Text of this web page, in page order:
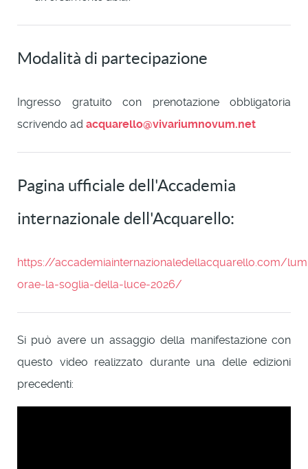
Modalità di partecipazione
Ingresso gratuito con prenotazione obbligatoria
scrivendo ad acquarello@vivariumnovum.net
Pagina ufficiale dell'Accademia
internazionale dell'Acquarello:
https://accademiainternazionaledellacquarello.com/
orae-la-soglia-della-luce-2026/
Si può avere un assaggio della manifestazione con
questo video realizzato durante una delle edizioni
precedenti: